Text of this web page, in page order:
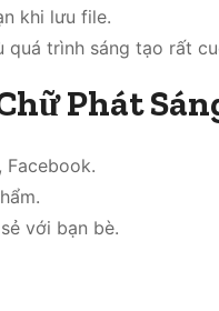
khi lưu file.
quá trình sáng tạo rất
Phát
Facebook.
với bạn bè.